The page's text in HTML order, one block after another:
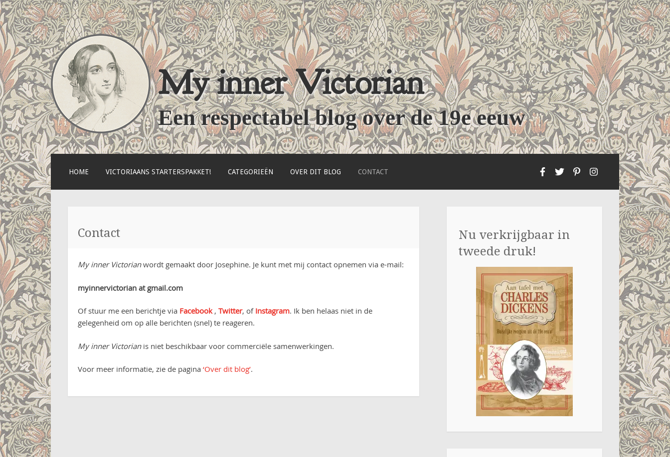
My inner Victorian
Een respectabel blog over de 19e eeuw
INHOUD
HOME VICTORIAANS STARTERSPAKKET! CATEGORIEËN OVER DIT BLOG CONTACT
Contact
My inner Victorianwordt gemaakt door Josephine. Je kunt met mij contact opnemen via e-mail:
myinnervictorian at gmail.com
Of stuur me een berichtje via Facebook, Twitter, of Instagram. Ik ben helaas niet in de
gelegenheid om op alle berichten (snel) te reageren.
My inner Victorianis niet beschikbaar voor commerciële samenwerkingen.
Voor meer informatie, zie de pagina ‘Over dit blog’.
Nu verkrijgbaar in
tweede druk!